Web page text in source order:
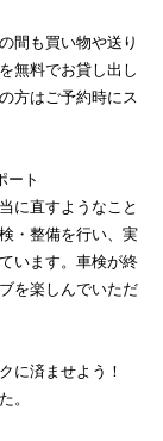
間も買い物や送り
無料でお貸し出し
方はご予約時にス
ート
に直すようなこと
・整備を行い、実
います。車検が終
を楽しんでいただ
に済ませよう！
。